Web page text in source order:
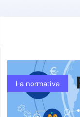
La normativa